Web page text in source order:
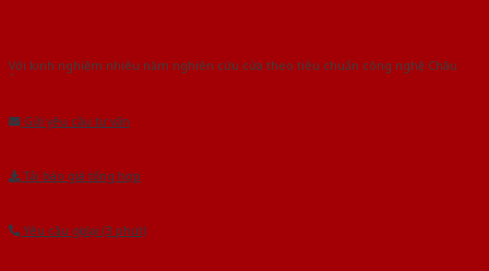
Với kinh nghiệm nhiêu năm nghiên cứu cửa theo tiêu chuẩn công nghệ Châu
Gửi yêu cầu tư vấn
Tải báo giá tổng hợp
Yêu cầu gọi lại (3 phút)